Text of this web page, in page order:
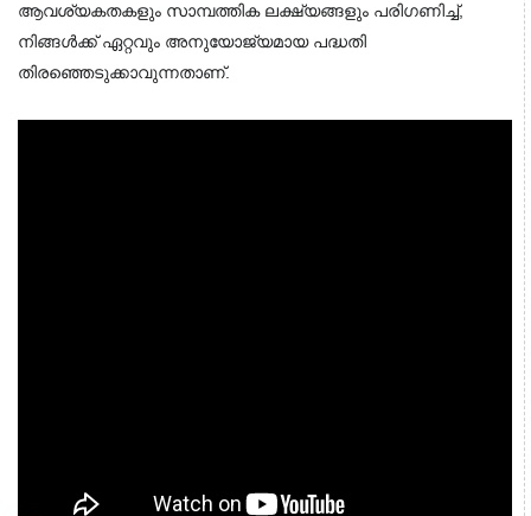
ആവശ്യകതകളും സാമ്പത്തിക ലക്ഷ്യങ്ങളും പരിഗണിച്ച്,
നിങ്ങൾക്ക് ഏറ്റവും അനുയോജ്യമായ പദ്ധതി
തിരഞ്ഞെടുക്കാവുന്നതാണ്.